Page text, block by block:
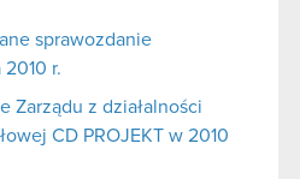
sprawozdanie
r.
Zarządu z działalności
CD PROJEKT w 2010